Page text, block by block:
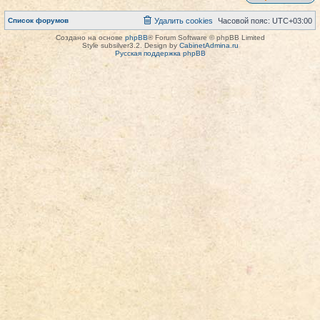
Список форумов Часовой пояс: UTC+03:00
Удалить cookies
Создано на основе phpBB® Forum Software © phpBB Limited
Style subsilver3.2. Design by CabinetAdmina.ru
Русская поддержка phpBB